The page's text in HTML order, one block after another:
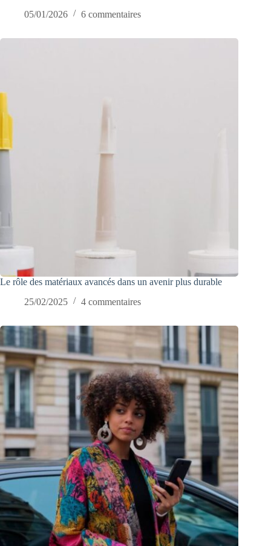
05/01/2026
6 commentaires
Le rôle des matériaux avancés dans un avenir plus durable
25/02/2025
4 commentaires